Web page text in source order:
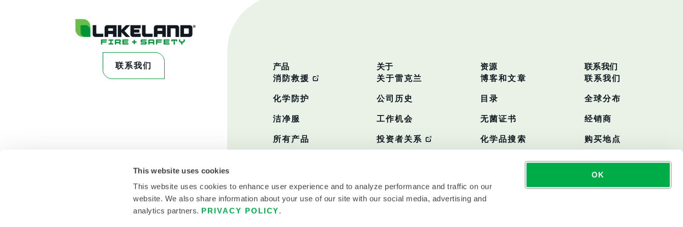
This website uses cookies
This website uses cookies to enhance user experience and to analyze performance and traffic on our
website. We also share information about your use of our site with our social media, advertising and
analytics partners. PRIVACY POLICY.
OK
联系我们 产品
消防救援
化学防护
洁净服
所有产品
关于
关于雷克兰
公司历史
工作机会
投资者关系
资源
博客和文章
目录
无菌证书
化学品搜索
联系我们
联系我们
全球分布
经销商
购买地点